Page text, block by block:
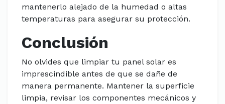
mantenerlo alejado de la humedad o altas
temperaturas para asegurar su protección.
Conclusión
No olvides que limpiar tu panel solar es
imprescindible antes de que se dañe de
manera permanente. Mantener la superficie
limpia, revisar los componentes mecánicos y